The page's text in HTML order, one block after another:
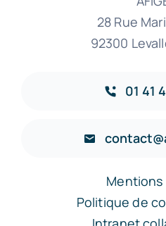
28 Rue
92300
01 41
Mentions
Politique de